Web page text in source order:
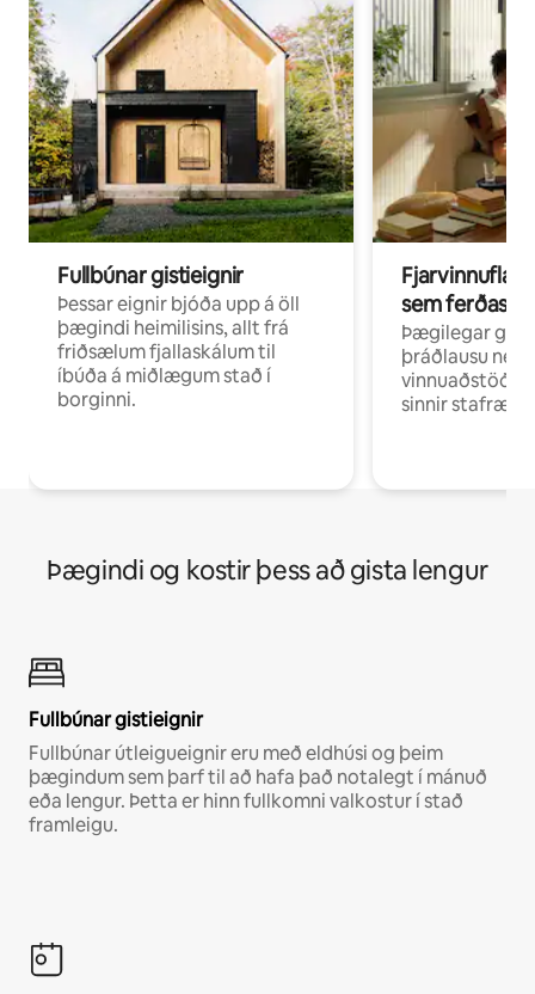
Fullbúnar gistieignir
Þessar eignir bjóða upp á öll
þægindi heimilisins, allt frá
friðsælum fjallaskálum til
íbúða á miðlægum stað í
borginni.
sem ferðast
Þægilegar
þráðlausu neti
vinnuaðstöðu
sinnir
Þægindi og kostir þess að gista lengur
Fullbúnar gistieignir
Fullbúnar útleigueignir eru með eldhúsi og þeim
þægindum sem þarf til að hafa það notalegt í mánuð
eða lengur. Þetta er hinn fullkomni valkostur í stað
framleigu.